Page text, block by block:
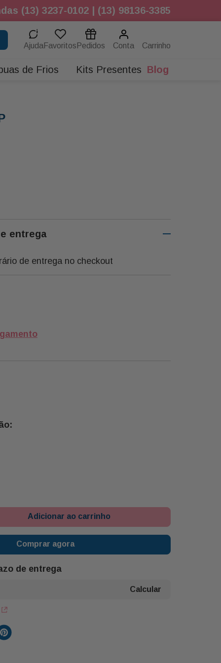
(13) 3237-0102 | (13) 98136-3385
Ajuda Favoritos Pedidos Conta
de Frios Kits Presentes Blog
entrega
de entrega no checkout
Adicionar ao carrinho
Comprar agora
de entrega